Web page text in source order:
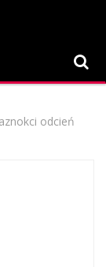
odcień